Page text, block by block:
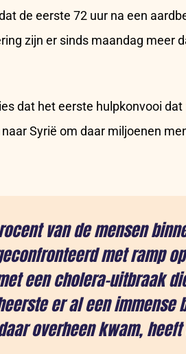
de eerste 72 uur na een
zijn er sinds maandag meer
dat het eerste hulpkonvooi dat
Syrië om daar miljoenen
van de mensen
met ramp
een cholera-uitbraak
er al een immense
overheen kwam,